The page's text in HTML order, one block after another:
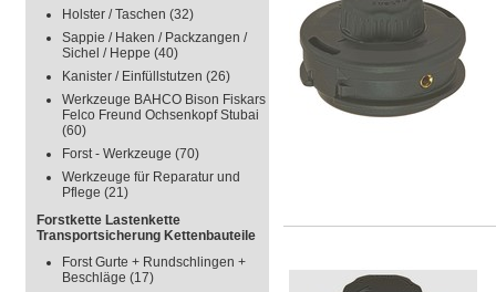
Holster / Taschen (32)
Sappie / Haken / Packzangen /
Sichel / Heppe (40)
Kanister / Einfüllstutzen (26)
Werkzeuge BAHCO Bison Fiskars
Felco Freund Ochsenkopf Stubai
(60)
Forst - Werkzeuge (70)
Werkzeuge für Reparatur und
Pflege (21)
Forstkette Lastenkette
Transportsicherung Kettenbauteile
Forst Gurte + Rundschlingen +
Beschläge (17)